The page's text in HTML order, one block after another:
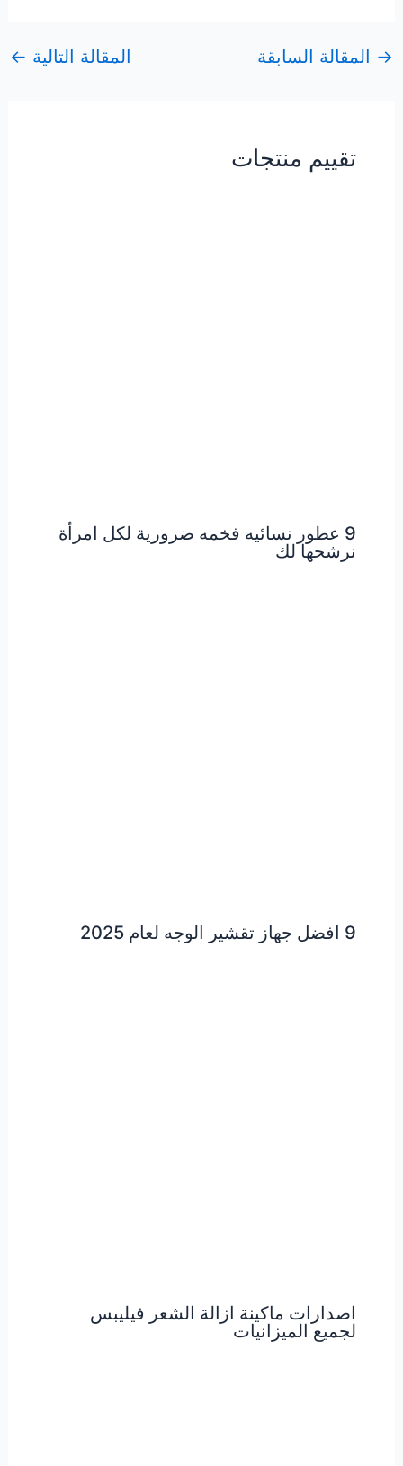
→ المقالة السابقة المقالة التالية ←
تقييم منتجات
9 عطور نسائيه فخمه ضرورية لكل امرأة
نرشحها لك
9 افضل جهاز تقشير الوجه لعام 2025
اصدارات ماكينة ازالة الشعر فيليبس
لجميع الميزانيات